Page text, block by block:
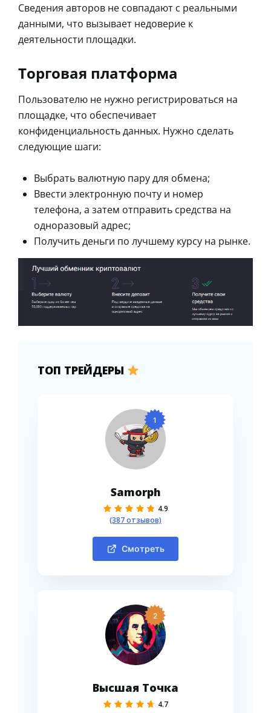
Сведения авторов не совпадают с реальными
данными, что вызывает недоверие к
деятельности площадки.
Торговая платформа
Пользователю не нужно регистрироваться на
площадке, что обеспечивает
конфиденциальность данных. Нужно сделать
следующие шаги:
Выбрать валютную пару для обмена;
Ввести электронную почту и номер
телефона, а затем отправить средства на
одноразовый адрес;
Получить деньги по лучшему курсу на рынке.
ТОП ТРЕЙДЕРЫ
1
Samorph
4.9
(387 отзывов)
Смотреть
2
Высшая Точка
4.7